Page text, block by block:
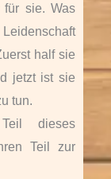
für sie. Was
half sie
jetzt ist sie
tun.
dieses
Teil zur